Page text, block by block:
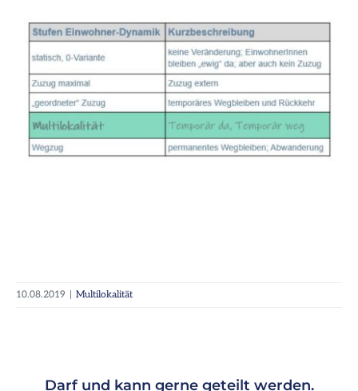
10.08.2019 Multilokalität
Darf und kann gerne geteilt werden.